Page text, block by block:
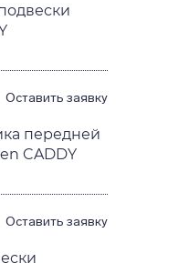
Оставить заявку
передней
CADDY
Оставить заявку